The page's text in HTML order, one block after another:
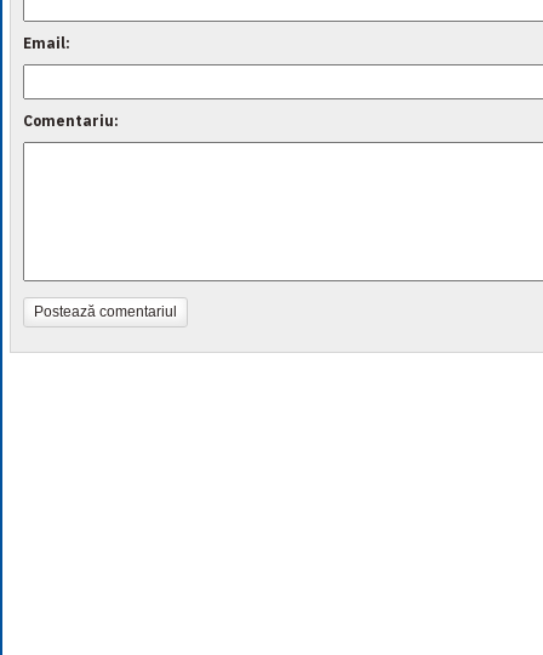
Email:
Comentariu:
Postează comentariul